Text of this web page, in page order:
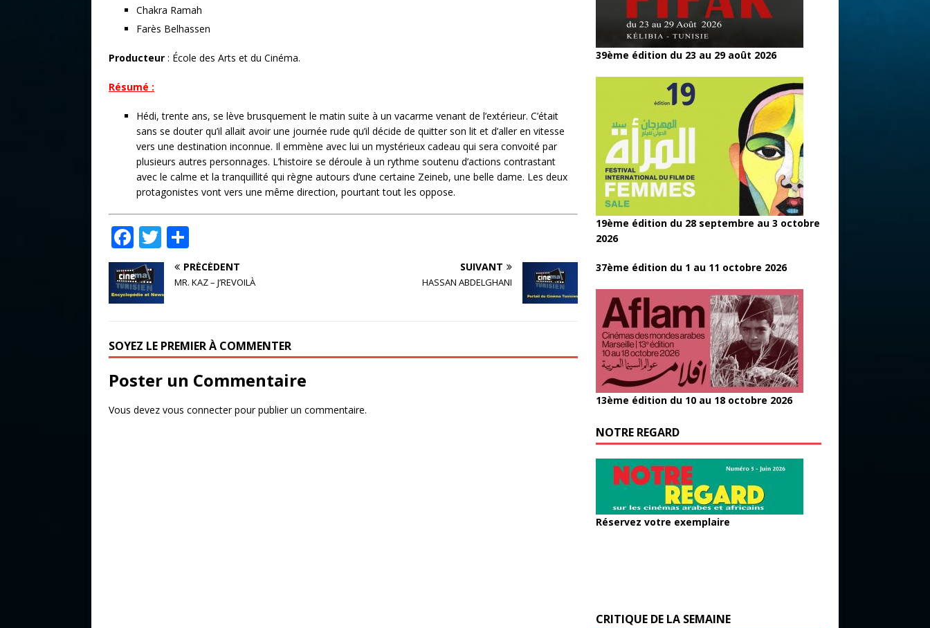
Chakra Ramah
Farès Belhassen
Producteur : École des Arts et du Cinéma.
Résumé :
Hédi, trente ans, se lève brusquement le matin suite à un vacarme venant de l’extérieur. C’était
sans se douter qu’il allait avoir une journée rude qu’il décide de quitter son lit et d’aller en vitesse
vers une destination inconnue. Il emmène avec lui un mystérieux cadeau qui sera convoité par
plusieurs autres personnages. L’histoire se déroule à un rythme soutenu d’actions contrastant
avec le calme et la tranquillité qui règne autours d’une certaine Zeineb, une belle dame. Les deux
protagonistes vont vers une même direction, pourtant tout les oppose.
F
a
c
e
o
o
k
T
w
it
te
ar
ta
r
PRÉCÉDENT
MR. KAZ – J’REVOILÀ
SUIVANT
HASSAN ABDELGHANI
SOYEZ LE PREMIER À COMMENTER
Poster un Commentaire
Vous devez vous connecterpour publier un commentaire.
39ème édition du 23 au 29 août 2026
19ème édition du 28 septembre au 3 octobre
2026
37ème édition du 1 au 11 octobre 2026
13ème édition du 10 au 18 octobre 2026
NOTRE REGARD
Réservez votre exemplaire
CRITIQUE DE LA SEMAINE